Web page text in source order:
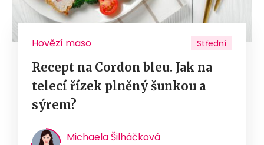
Hovězí maso Střední
Recept na Cordon bleu. Jak na
telecí řízek plněný šunkou a
sýrem?
Michaela Šilháčková